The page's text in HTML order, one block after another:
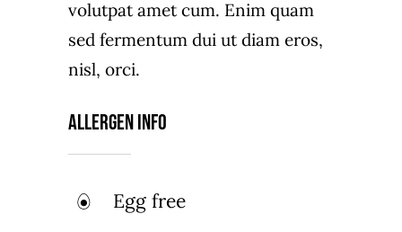
volutpat amet cum. Enim quam
sed fermentum dui ut diam eros,
nisl, orci.
Allergen Info
Egg free